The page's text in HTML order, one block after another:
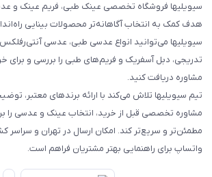
سیویلیها فروشگاه تخصصی عینک طبی، فریم عینک و
هدف کمک به انتخاب آگاهانه‌تر محصولات بینایی
سیویلیها می‌توانید انواع عدسی طبی، عدسی آنتی‌رفلکس،
تدریجی، دبل آسفریک و فریم‌های طبی را بررسی و برای
مشاوره دریافت کنید.
تیم سیویلیها تلاش می‌کند با ارائه برندهای معتبر،
مشاوره تخصصی قبل از خرید، انتخاب عینک و عدسی را
مطمئن‌تر و سریع‌تر کند. امکان ارسال در تهران و سراسر
واتساپ برای راهنمایی بهتر مشتریان فراهم است.